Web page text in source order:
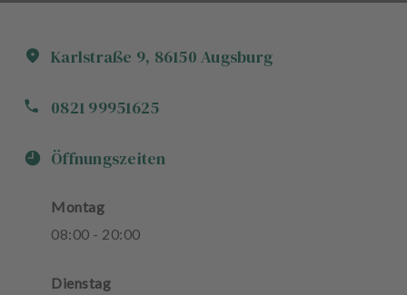
Karlstraße 9, 86150 Augsburg
0821 99951625
Öffnungszeiten
Montag
08:00 - 20:00
Dienstag